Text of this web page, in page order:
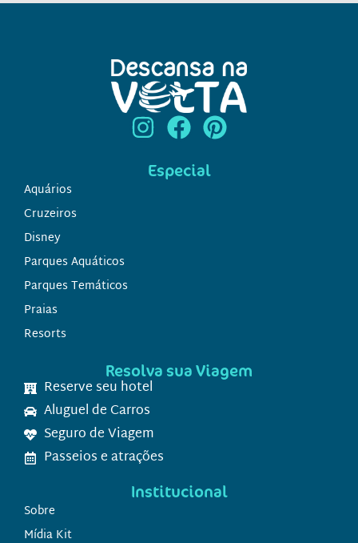
Especial
Aquários
Cruzeiros
Disney
Parques Aquáticos
Parques Temáticos
Praias
Resorts
Resolva sua Viagem
Reserve seu hotel
Aluguel de Carros
Seguro de Viagem
Passeios e atrações
Institucional
Sobre
Mídia Kit